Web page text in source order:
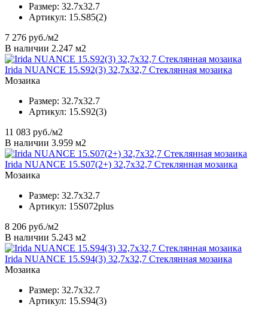
Размер: 32.7x32.7
Артикул: 15.S85(2)
7 276 руб./м2
В наличии 2.247 м2
Irida NUANCE 15.S92(3) 32,7x32,7 Стеклянная мозаика
Мозаика
Размер: 32.7x32.7
Артикул: 15.S92(3)
11 083 руб./м2
В наличии 3.959 м2
Irida NUANCE 15.S07(2+) 32,7x32,7 Стеклянная мозаика
Мозаика
Размер: 32.7x32.7
Артикул: 15S072plus
8 206 руб./м2
В наличии 5.243 м2
Irida NUANCE 15.S94(3) 32,7x32,7 Стеклянная мозаика
Мозаика
Размер: 32.7x32.7
Артикул: 15.S94(3)